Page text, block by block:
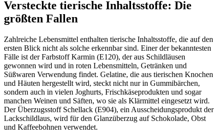
Versteckte tierische Inhaltsstoffe: Die
größten Fallen
Zahlreiche Lebensmittel enthalten tierische Inhaltsstoffe, die auf den
ersten Blick nicht als solche erkennbar sind. Einer der bekanntesten
Fälle ist der Farbstoff Karmin (E120), der aus Schildläusen
gewonnen wird und in roten Lebensmitteln, Getränken und
Süßwaren Verwendung findet. Gelatine, die aus tierischen Knochen
und Häuten hergestellt wird, steckt nicht nur in Gummibärchen,
sondern auch in vielen Joghurts, Frischkäseprodukten und sogar
manchen Weinen und Säften, wo sie als Klärmittel eingesetzt wird.
Der Überzugsstoff Schellack (E904), ein Ausscheidungsprodukt der
Lackschildlaus, wird für den Glanzüberzug auf Schokolade, Obst
und Kaffeebohnen verwendet.